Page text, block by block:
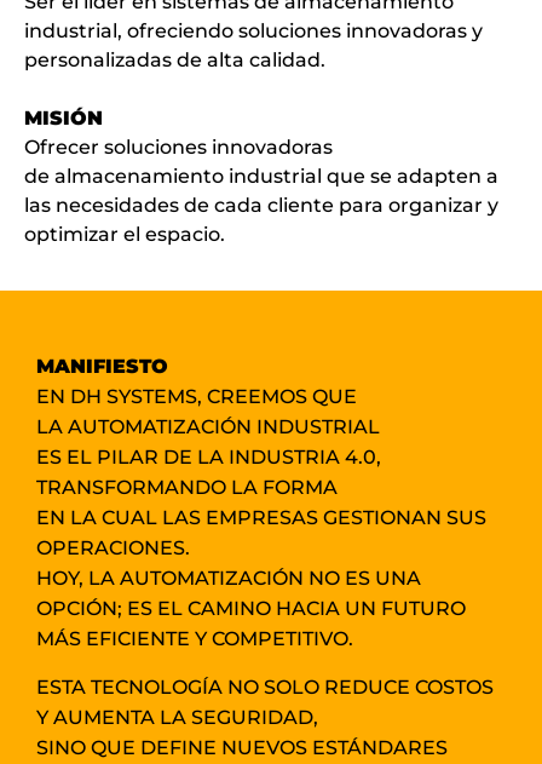
industrial, ofreciendo soluciones innovadoras y
personalizadas de alta calidad.
MISIÓN
Ofrecer soluciones innovadoras
de almacenamiento industrial que se adapten a
las necesidades de cada cliente para organizar y
optimizar el espacio.
MANIFIESTO
EN DH SYSTEMS, CREEMOS QUE
LA AUTOMATIZACIÓN INDUSTRIAL
ES EL PILAR DE LA INDUSTRIA 4.0,
TRANSFORMANDO LA FORMA
EN LA CUAL LAS EMPRESAS GESTIONAN SUS
OPERACIONES.
HOY, LA AUTOMATIZACIÓN NO ES UNA
OPCIÓN; ES EL CAMINO HACIA UN FUTURO
MÁS EFICIENTE Y COMPETITIVO.
ESTA TECNOLOGÍA NO SOLO REDUCE COSTOS
Y AUMENTA LA SEGURIDAD,
SINO QUE DEFINE NUEVOS ESTÁNDARES